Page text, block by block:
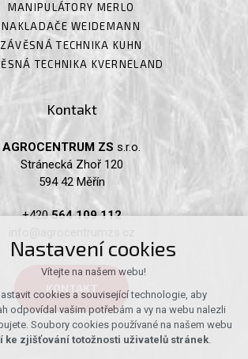
MANIPULÁTORY MERLO
NAKLADAČE WEIDEMANN
ZÁVĚSNÁ TECHNIKA KUHN
TECHNIKA KVERNELAND
Kontakt
AGROCENTRUM ZS s.r.o.
Stránecká Zhoř 120
594 42 Měřín
+420564 109 112
KONTAKT
Nastavení cookies
Vítejte na našem webu!
cookies a související technologie, aby
odpovídal vašim potřebám a vy na webu nalezli
Soubory cookies používané na našem webu
ke zjišťování totožnosti uživatelů stránek.